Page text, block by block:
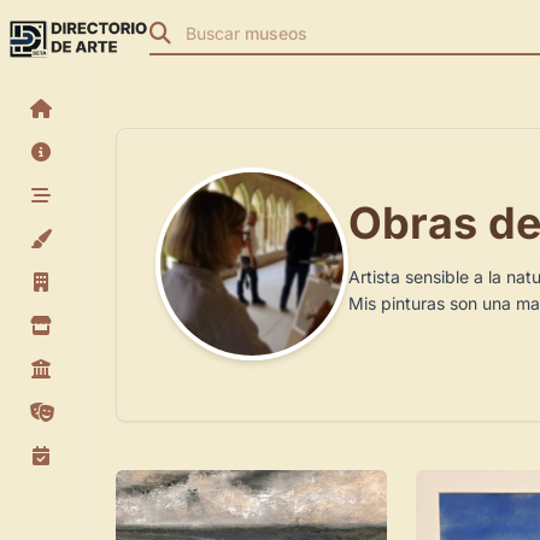
Buscar museos
Obras
Artista sensible a la
Mis pinturas son una